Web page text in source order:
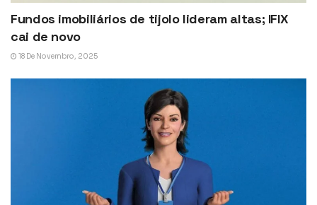
Fundos imobiliários de tijolo lideram altas; IFIX
cai de novo
18 De Novembro, 2025